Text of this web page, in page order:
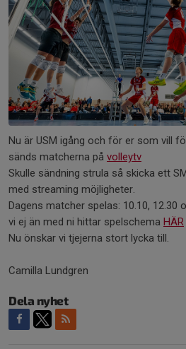
Nu är USM igång och för er som vill
sänds matcherna på volleytv
Skulle sändning strula så skicka ett
med streaming möjligheter.
Dagens matcher spelas: 10.10, 12.30
vi ej än med ni hittar spelschema HÄR
Nu önskar vi tjejerna stort lycka till.
Camilla Lundgren
Dela nyhet